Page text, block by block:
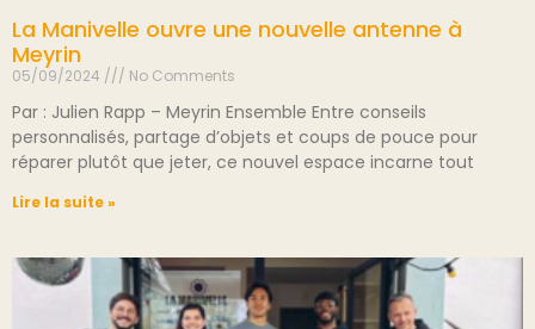
La Manivelle ouvre une nouvelle antenne à
Meyrin
05/09/2024 No Comments
Par : Julien Rapp – Meyrin Ensemble Entre conseils
personnalisés, partage d’objets et coups de pouce pour
réparer plutôt que jeter, ce nouvel espace incarne tout
Lire la suite »